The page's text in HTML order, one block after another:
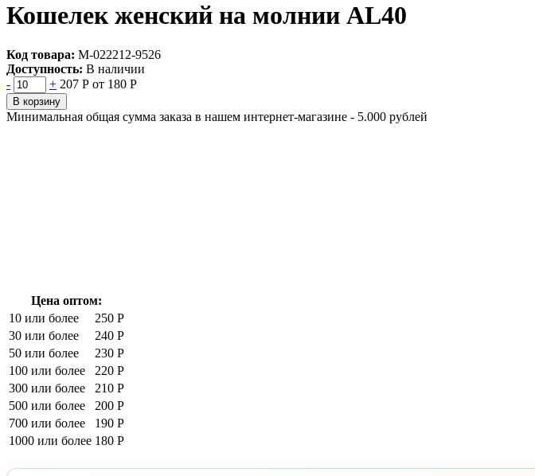
Кошелек женский на молнии AL40
Код товара: М-022212-9526
Доступность: В наличии
-
+ 207 Р от 180 Р
В корзину
Минимальная общая сумма заказа в нашем интернет-магазине - 5.000 рублей
Цена оптом:
10 или более
250 Р
30 или более
240 Р
50 или более
230 Р
100 или более
220 Р
300 или более
210 Р
500 или более
200 Р
700 или более
190 Р
1000 или более 180 Р